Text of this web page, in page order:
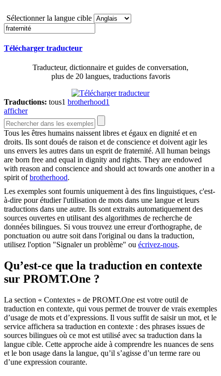
Sélectionner la langue cible
Télécharger traducteur
Traducteur, dictionnaire et guides de conversation,
plus de 20 langues, traductions favoris
Traductions: tous1 brotherhood1
afficher
Tous les êtres humains naissent libres et égaux en dignité et en
droits. Ils sont doués de raison et de conscience et doivent agir les
uns envers les autres dans un esprit de fraternité. All human beings
are born free and equal in dignity and rights. They are endowed
with reason and conscience and should act towards one another in a
spirit ofbrotherhood.
Les exemples sont fournis uniquement à des fins linguistiques, c'est-
à-dire pour étudier l'utilisation de mots dans une langue et leurs
traductions dans une autre. Ils sont extraits automatiquement des
sources ouvertes en utilisant des algorithmes de recherche de
données bilingues. Si vous trouvez une erreur d'orthographe, de
ponctuation ou autre soit dans l'original ou dans la traduction,
utilisez l'option "Signaler un problème" ou écrivez-nous.
Qu’est-ce que la traduction en contexte
sur PROMT.One ?
La section « Contextes » de PROMT.One est votre outil de
traduction en contexte, qui vous permet de trouver de vrais exemples
d’usage de mots et d’expressions. Il vous suffit de saisir un mot, et le
service affichera sa traduction en contexte : des phrases issues de
sources bilingues où ce mot est utilisé avec sa traduction dans la
langue cible. Cette approche aide à comprendre les nuances de sens
et le bon usage dans la langue, qu’il s’agisse d’un terme rare ou
d’une expression courante.